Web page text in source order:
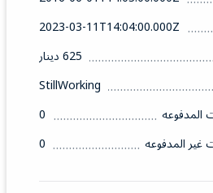
2023-03-11T14:04:00.000Z
625 دينار
StillWorking
المدفوعه
0
غير المدفوعه
0